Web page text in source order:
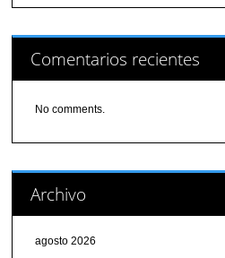
Comentarios recientes
No comments.
Archivo
agosto 2026